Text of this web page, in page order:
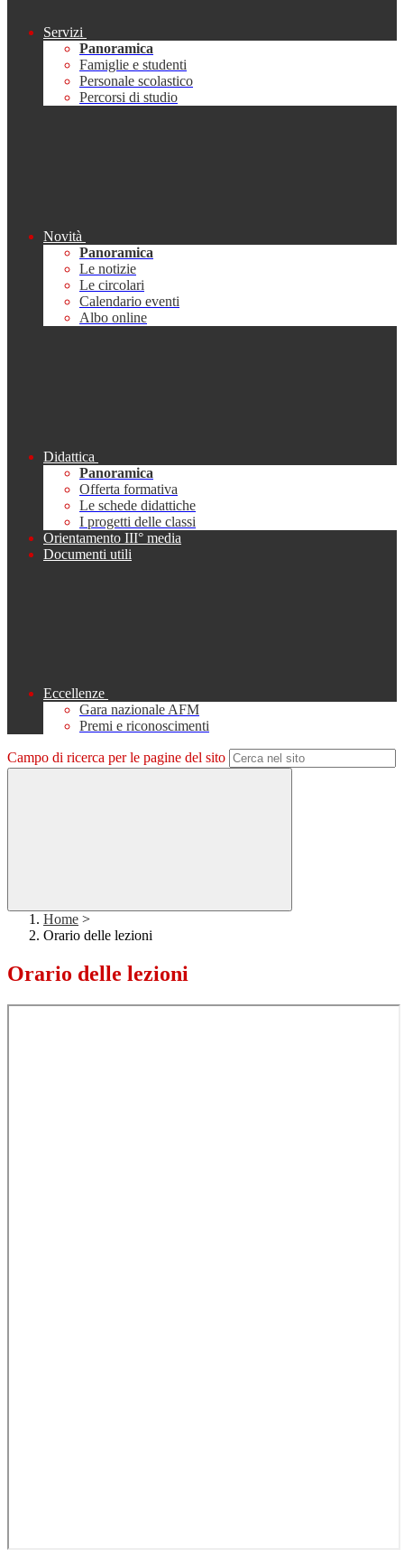
Servizi
Panoramica
Famiglie e studenti
Personale scolastico
Percorsi di studio
Novità
Panoramica
Le notizie
Le circolari
Calendario eventi
Albo online
Didattica
Panoramica
Offerta formativa
Le schede didattiche
I progetti delle classi
Orientamento III° media
Documenti utili
Eccellenze
Gara nazionale AFM
Premi e riconoscimenti
Campo di ricerca per le pagine del sito
Home >
Orario delle lezioni
Orario delle lezioni